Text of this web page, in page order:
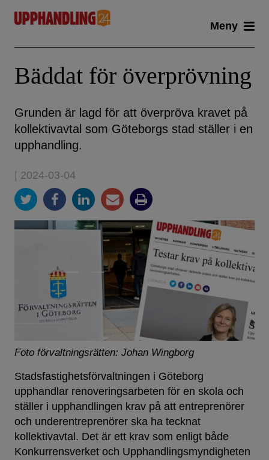
content
Meny
Bäddat för överprövning
Grunden är lagd för att överpröva kravet på
kollektivavtal som Göteborgs stad ställer i en
upphandling.
| 2024-03-04
Foto förvaltningsrätten: Johan Wingborg
Stadsfastighetsförvaltningen i Göteborg
upphandlar renoveringsarbeten för en skola och
ställer i upphandlingen krav på att entreprenörer
och underentreprenörer ska ha tecknat
kollektivavtal. Det är ett krav som enligt både
Konkurrensverket och Upphandlingsmyndigheten